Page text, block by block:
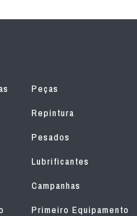
Peças
Repintura
Pesados
Lubrificantes
Campanhas
Primeiro Equipamento